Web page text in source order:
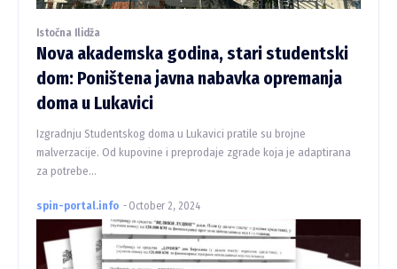
Istočna Ilidža
Nova akademska godina, stari studentski
dom: Poništena javna nabavka opremanja
doma u Lukavici
Izgradnju Studentskog doma u Lukavici pratile su brojne
malverzacije. Od kupovine i preprodaje zgrade koja je adaptirana
za potrebe...
spin-portal.info - October 2, 2024